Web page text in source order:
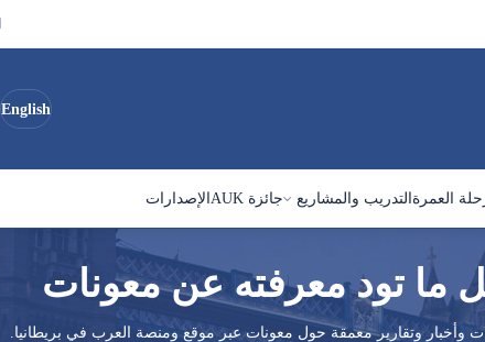
English
العمرة التدريب والمشاريع جائزة AUK الإصدارات
ما تود معرفته عن معونات
وأخبار وتقارير معمقة حول معونات عبر موقع ومنصة العرب في بريطانيا.